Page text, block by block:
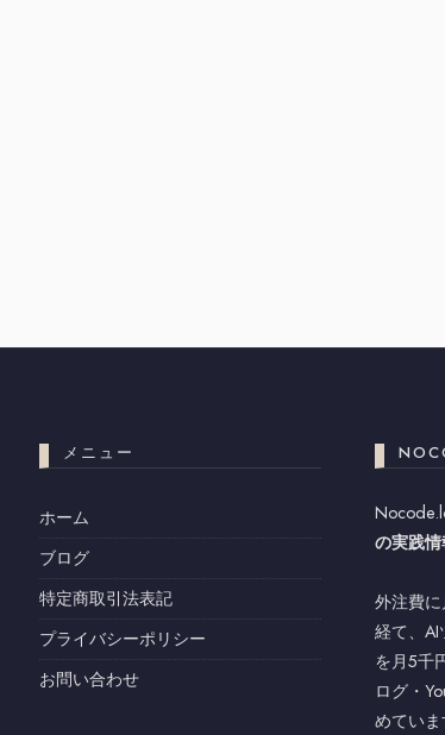
メニュー
ホーム
ブログ
特定商取引法表記
プライバシーポリシー
お問い合わせ
の実践情
外注費
経て、AI
を月5千
ログ・
めていま